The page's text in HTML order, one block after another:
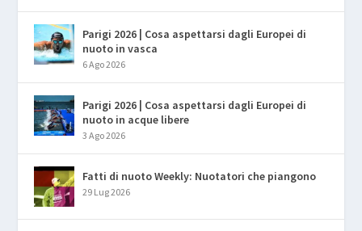
Parigi 2026 | Cosa aspettarsi dagli Europei di
nuoto in vasca
6 Ago 2026
Parigi 2026 | Cosa aspettarsi dagli Europei di
nuoto in acque libere
3 Ago 2026
Fatti di nuoto Weekly: Nuotatori che piangono
29 Lug 2026